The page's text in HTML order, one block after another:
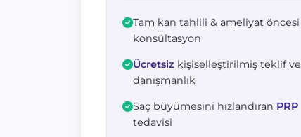
Tam kan tahlili & ameliyat öncesi
konsültasyon
Ücretsiz kişiselleştirilmiş teklif ve
danışmanlık
Saç büyümesini hızlandıran PRP
tedavisi